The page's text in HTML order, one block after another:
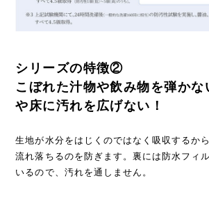
シリーズの特徴②
こぼれた汁物や飲み物を弾かな
や床に汚れを広げない！
生地が水分をはじくのではなく吸収するか
流れ落ちるのを防ぎます。裏には防水フィ
いるので、汚れを通しません。